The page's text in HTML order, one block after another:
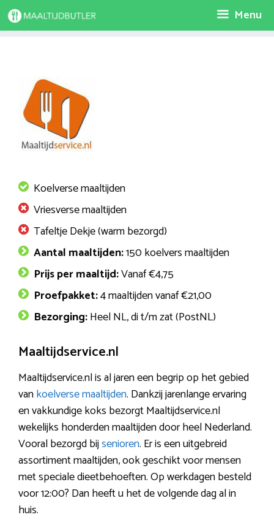
Spring
naar
Menu
Koelverse maaltijden
Vriesverse maaltijden
Tafeltje Dekje (warm bezorgd)
Aantal maaltijden:150 koelvers maaltijden
Prijs per maaltijd:Vanaf €4,75
Proefpakket:4 maaltijden vanaf €21,00
Bezorging:Heel NL, di t/m zat (PostNL)
Maaltijdservice.nl
Maaltijdservice.nl is al jaren een begrip op het gebied
vankoelverse maaltijden. Dankzij jarenlange ervaring
en vakkundige koks bezorgt Maaltijdservice.nl
wekelijks honderden maaltijden door heel Nederland.
Vooral bezorgd bijsenioren. Er is een uitgebreid
assortiment maaltijden, ook geschikt voor mensen
met speciale dieetbehoeften. Op werkdagen besteld
voor 12:00? Dan heeft u het de volgende dag al in
huis.